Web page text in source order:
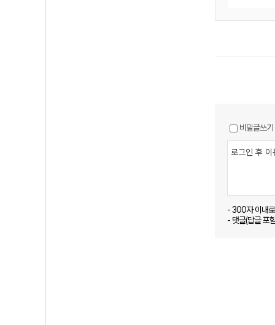
비밀글쓰기
- 300자 이내
- 댓글(답글 포